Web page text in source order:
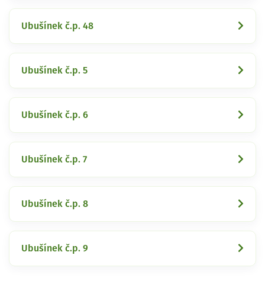
Ubušínek č.p. 48
Ubušínek č.p. 5
Ubušínek č.p. 6
Ubušínek č.p. 7
Ubušínek č.p. 8
Ubušínek č.p. 9